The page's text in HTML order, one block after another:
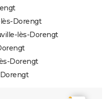
Dorengt
lès-Dorengt
Dorengt